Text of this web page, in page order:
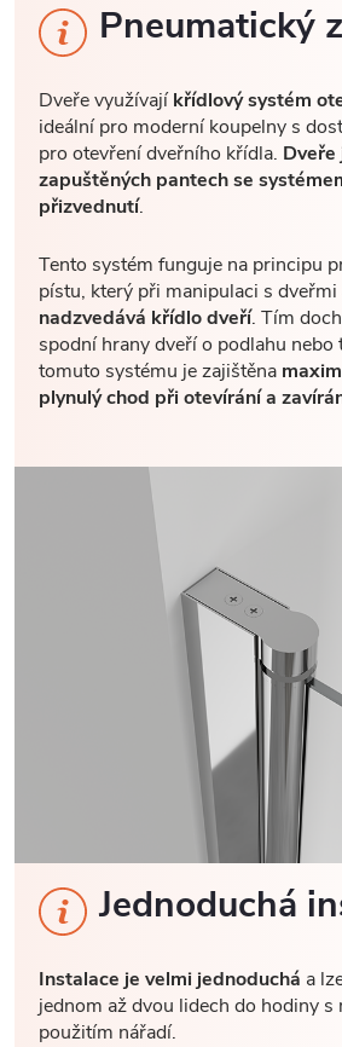
Pneumatický
Dveře využívajíkřídlový systém
ideální pro moderní koupelny s
pro otevření dveřního křídla. Dveře
zapuštěných pantech se
přizvednutí.
Tento systém funguje na principu
pístu, který při manipulaci s dveřmi
nadzvedává křídlo dveří. Tím
spodní hrany dveří o podlahu nebo
tomuto systému je zajištěna
plynulý chod při otevírání a
Jednoduchá
Instalace je velmi jednoduchá a
jednom až dvou lidech do hodiny
použitím nářadí.